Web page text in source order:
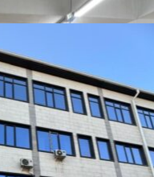
05.08.2026
31.07.2026
Абитуриент
БИШКЕКСКИЙ
17.07.2026
В Кыргызстане
образовательные